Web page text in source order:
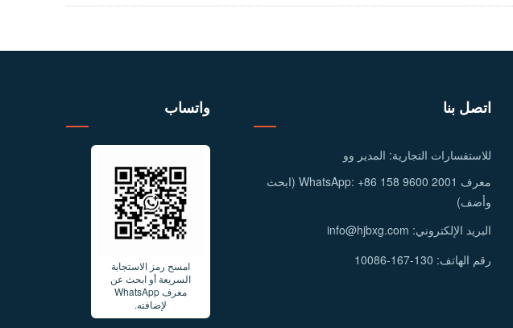
اتصل بنا
للاستفسارات التجارية: المدير وو
معرف WhatsApp: +86 158 9600 2001 (ابحث
وأضف)
البريد الإلكتروني: info@hjbxg.com
رقم الهاتف: 130-167-10086
واتساب
امسح رمز الاستجابة
السريعة أو ابحث عن
معرف WhatsApp
لإضافته.